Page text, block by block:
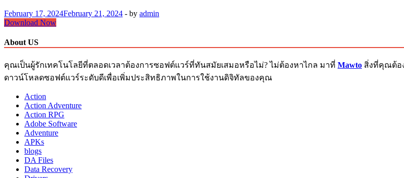
Crack
ถาวร
February 17, 2024February 21, 2024 - by admin
Eset
Security
Key
18.0.17.0
2023
Download
ถาวร
Download Now
About US
คุณเป็นผู้รักเทคโนโลยีที่ตลอดเวลาต้องการซอฟต์แวร์ที่ทันสมัยเสมอหรือไม่? ไม่ต้องหาไกล มาที่ Mawto สิ่งที่คุณต้อ
ดาวน์โหลดซอฟต์แวร์ระดับดีเพื่อเพิ่มประสิทธิภาพในการใช้งานดิจิทัลของคุณ
Action
Action Adventure
Action RPG
Adobe Software
Adventure
APKs
blogs
DA Files
Data Recovery